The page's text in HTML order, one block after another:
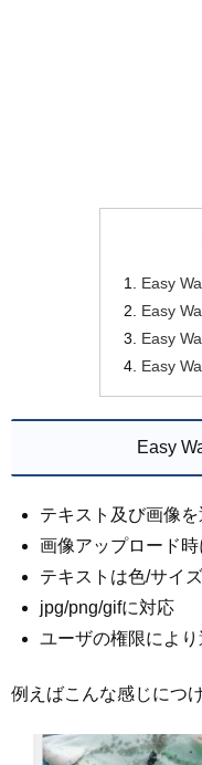
Easy
Easy
Easy
Easy
Easy
テキスト及び画像
画像アップロード
テキストは色/サイ
jpg/png/gifに対応
ユーザの権限によ
例えばこんな感じにつ